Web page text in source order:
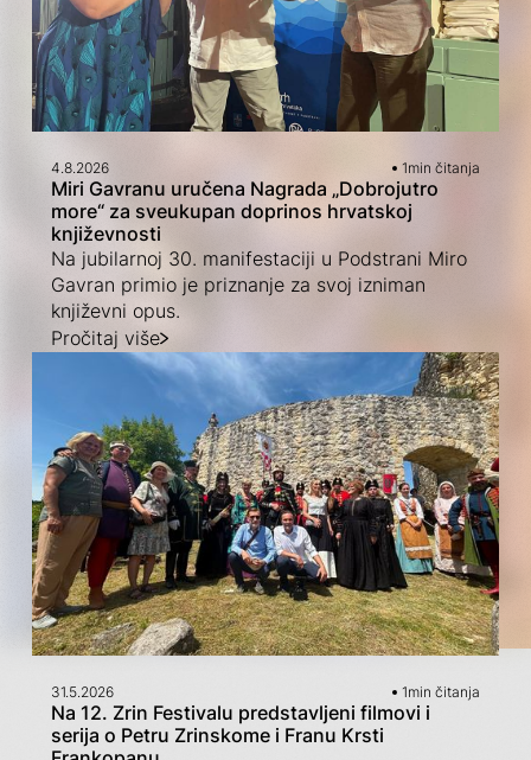
4.8.2026 1min čitanja
Miri Gavranu uručena Nagrada „Dobrojutro
more“ za sveukupan doprinos hrvatskoj
književnosti
Na jubilarnoj 30. manifestaciji u Podstrani Miro
Gavran primio je priznanje za svoj izniman
književni opus.
Pročitaj više
31.5.2026 1min čitanja
Na 12. Zrin Festivalu predstavljeni filmovi i
serija o Petru Zrinskome i Franu Krsti